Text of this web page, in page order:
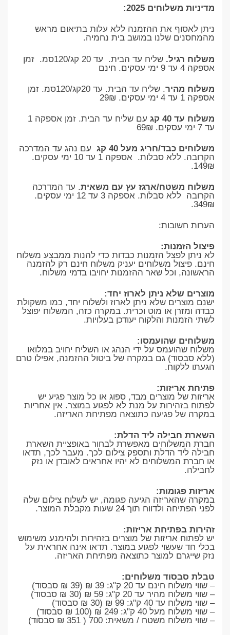
מדיניות משלוחים 2025:
ניתן לאסוף את ההזמנה ללא עלות בתיאום מראש
מהמחסנים שלנו במושב בית נחמיה.
משלוח רגיל.
שליח עד הבית. עד 20 קג/120סמ. זמן
אספקה 4 עד 9 ימי עסקים. חינם
משלוח מהיר
. שליח עד הבית. עד 20קג/120סמ. זמן
אספקה 1 עד 4 ימי עסקים. 29₪
משלוח עד 40 קג
עם שליח עד הבית. זמן אספקה 1
עד 7 ימי עסקים. 69₪
משלוחים כבד/חריג מעל 40 קג
עם נהג עד המדרכה
הקרובה. ללא סבלות. אספקה 1 עד 10 ימי עסקים.
149₪.
משלוח משטח/ארגז עץ עם משאית. עד המדרכה
הקרובה ללא סבלות. אספקה 3 עד 12 ימי עסקים.
349₪.
הערות חשובות:
פיצול הזמנות:
לא ניתן לפצל הזמנות כבדות כדי להנות ממבצע משלוח
חינם. פיצול משלוחים יעניק משלוח חינם רק להזמנה
הראשונה, וכל שאר ההזמנות יחויבו בדמי משלוח.
מוצרים שלא ניתן לארוז יחד:
ישנם מוצרים שלא ניתן לארוז ולשלוח יחד, כמו משקולת
כבדה ומזרן או מוט וכרית. במקרה כזה, המשלוח יפוצל
לשתי הזמנות והלקוח יעודכן בעלויות.
משלוחים שהועמסו:
משלוח שהועמס על ידי הנהג או השליח יחויב במלואו
(ללא סבסוד) גם במקרה של ביטול ההזמנה, אפילו טרם
הגעתו ללקוח.
פתיחת אריזות:
אריזות של מוצרים מבד, ספוג או כל מוצר פגיע יש
לפתוח בזהירות על מנת לא לפגוע במוצר. אין אחריות
במקרה של פגיעה כתוצאה מפתיחת האריזה.
השארת חבילה ליד הדלת:
חברת המשלוחים מאפשרת לבחור באופציית השארת
חבילה ליד הדלת ותספק צילום לכך. מעבר לכך, תדאו
או חברת המשלוחים לא יהיו אחראים לאובדן או נזק
לחבילה.
אריזות פגומות:
במקרה שהאריזה הגיעה פגומה, יש לשלוח צילום שלה
לפני הפתיחה ולדווח תוך 24 שעות מקבלת המוצר.
זהירות בפתיחת אריזות:
יש לפתוח אריזות של מוצרים בזהירות ולהימנע משימוש
בכלי חד שעשוי לפגוע במוצר. תדאו אינה אחראית על
נזק שייגרם למוצר כתוצאה מפתיחת האריזה.
טבלת סבסוד משלוחים:
– שווי משלוח חינם עד 20 ק"ג: 39 ₪ (39 ₪ סבסוד)
– שווי משלוח מהיר עד 20 ק"ג: 59 ₪ (30 ₪ סבסוד)
– שווי משלוח עד 40 ק"ג: 99 ₪ (30 ₪ סבסוד)
– שווי משלוח מעל 40 ק"ג: 249 ₪ (100 ₪ סבסוד)
– שווי משלוח משטח / משאית: 700 ( 351 ₪ סבסוד)